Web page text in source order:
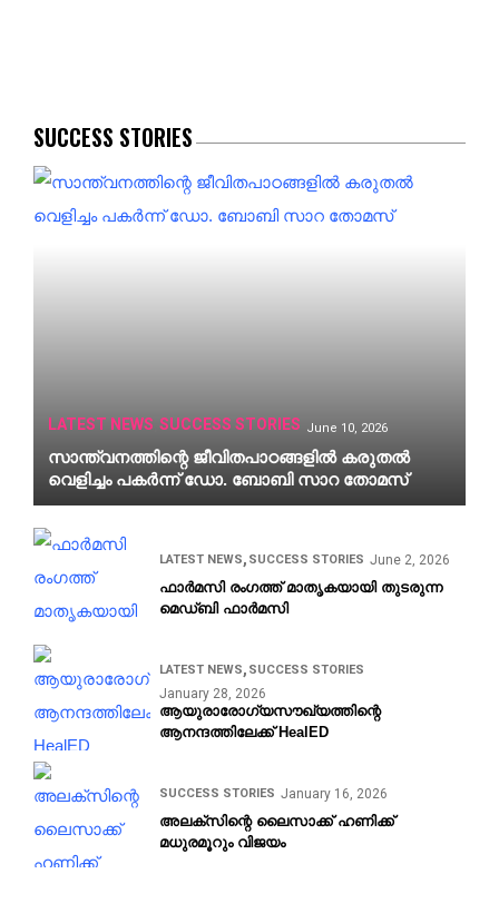
SUCCESS STORIES
LATEST NEWS SUCCESS STORIES June 10, 2026
സാന്ത്വനത്തിന്റെ ജീവിതപാഠങ്ങളിൽ കരുതൽ
വെളിച്ചം പകർന്ന്‌ ഡോ. ബോബി സാറ തോമസ്‌
LATEST NEWS SUCCESS STORIES June 2, 2026
ഫാർമസി രംഗത്ത് മാതൃകയായി തുടരുന്ന
മെഡ്ബി ഫാർമസി
LATEST NEWS SUCCESS STORIES
January 28, 2026
ആയുരാരോഗ്യസൗഖ്യത്തിന്റെ
ആനന്ദത്തിലേക്ക്‌ HealED
SUCCESS STORIES January 16, 2026
അലക്‌സിന്റെ ലൈസാക്ക്‌ ഹണിക്ക്‌
മധുരമൂറും വിജയം